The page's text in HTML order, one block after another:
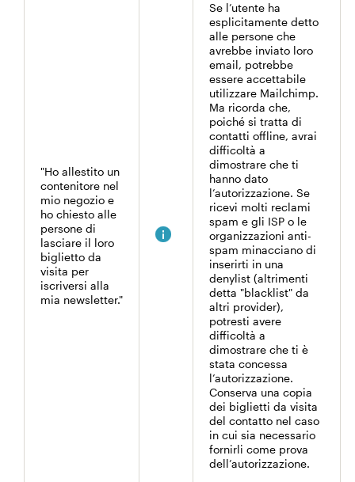
"Ho allestito un
contenitore nel
mio negozio e
ho chiesto alle
persone di
lasciare il loro
biglietto da
visita per
iscriversi alla
mia newsletter."
Se l’utente ha
esplicitamente detto
alle persone che
avrebbe inviato loro
email, potrebbe
essere accettabile
utilizzare Mailchimp.
Ma ricorda che,
poiché si tratta di
contatti offline, avrai
difficoltà a
dimostrare che ti
hanno dato
l’autorizzazione. Se
ricevi molti reclami
spam e gli ISP o le
organizzazioni anti-
spam minacciano di
inserirti in una
denylist (altrimenti
detta "blacklist" da
altri provider),
potresti avere
difficoltà a
dimostrare che ti è
stata concessa
l’autorizzazione.
Conserva una copia
dei biglietti da visita
del contatto nel caso
in cui sia necessario
fornirli come prova
dell’autorizzazione.